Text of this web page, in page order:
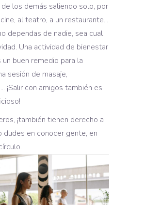
de los demás saliendo solo, por
al teatro, a un restaurante...
dependas de nadie, sea cual
Una actividad de bienestar
buen remedio para la
sesión de masaje,
¡Salir con amigos también es
¡también tienen derecho a
dudes en conocer gente, en